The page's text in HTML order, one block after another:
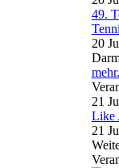
49.
20
21
Like
21